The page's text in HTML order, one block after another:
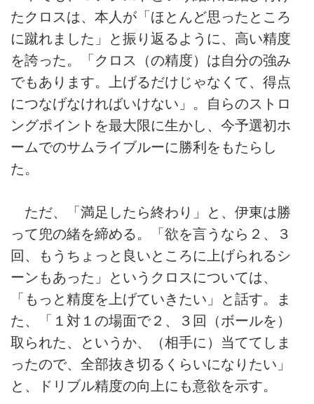
たクロスは、本人が「ほとんど思ったところ
に蹴れました」と振り返るように、高い精度
を誇った。「クロス（の精度）は自分の強み
でもあります。上げるだけじゃなくて、得点
につなげなければいけない」。自らのストロ
ングポイントを最大限に生かし、今予選初ホ
ームでのサムライブルーに勝利をもたらし
た。
ただ、「満足したら終わり」と、伊東は勝
って兜の緒を締める。「欲を言うなら２、３
回、もうちょっと良いところに上げられるシ
ーンもあった」というクロスについては、
「もっと精度を上げていきたい」と話す。ま
た、「１対１の場面で２、３回（ボールを）
取られた、というか、（相手に）当ててしま
ったので、全部抜き切るくらいになりたい」
と、ドリブル精度の向上にも意欲を示す。